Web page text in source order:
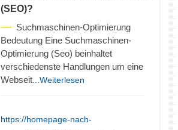
(SEO)?
Suchmaschinen-Optimierung
Bedeutung Eine Suchmaschinen-
Optimierung (Seo) beinhaltet
verschiedenste Handlungen um eine
Webseit ...Weiterlesen
https://homepage-nach-